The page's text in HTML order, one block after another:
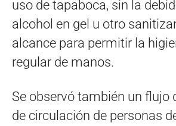
uso de tapaboca, sin la
alcohol en gel u otro
alcance para permitir la
regular de manos.
Se observó también un flujo
de circulación de personas